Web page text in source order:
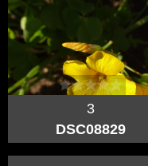
3
DSC08829